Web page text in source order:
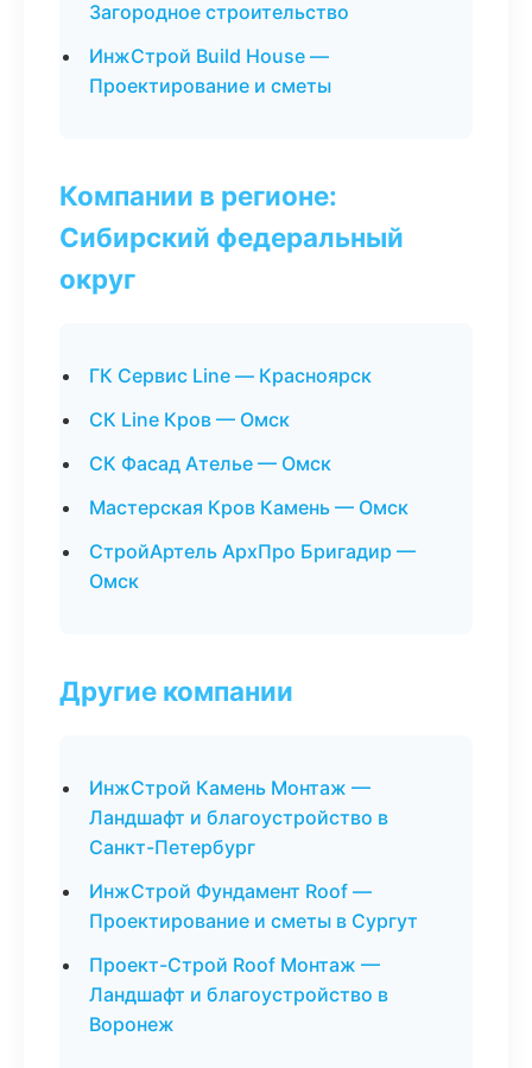
Загородное строительство
ИнжСтрой Build House —
Проектирование и сметы
Компании в регионе:
Сибирский федеральный
округ
ГК Сервис Line — Красноярск
СК Line Кров — Омск
СК Фасад Ателье — Омск
Мастерская Кров Камень — Омск
СтройАртель АрхПро Бригадир —
Омск
Другие компании
ИнжСтрой Камень Монтаж —
Ландшафт и благоустройство в
Санкт-Петербург
ИнжСтрой Фундамент Roof —
Проектирование и сметы в Сургут
Проект-Строй Roof Монтаж —
Ландшафт и благоустройство в
Воронеж